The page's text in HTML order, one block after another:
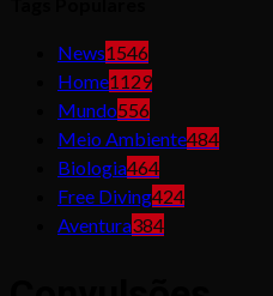
News1546
Home1129
Mundo556
Meio Ambiente484
Biologia464
Free Diving424
Aventura384